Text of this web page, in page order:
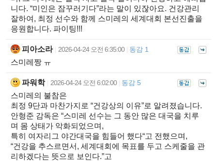
니다. “미인은 잠꾸러기다”라는 말이 있잖아요. 건강관리
잘하여, 최정 선수와 함께 스미레의 세계대회 본선진출을
응원합니다. 파이팅!!!
피아소라 2026-04-24 오전 6:35:00 동감 1
스미레짱 ㅠ
파워학 2026-04-24 오전 6:02:00 동감 5
스미레의 불참은
최정 9단과 마찬가지로 “건강상의 이유”로 알려졌습니다.
안형준 감독은 “스미레 선수는 그 동안 많은 대국을 치루
며 몸 상태가 악화되었으며,
특히 여자리그 야간대국을 힘들어 했다“고 전했으며,
“건강을 추스르면서, 세계대회에 목표를 두고 스케줄을 관
리하겠다는 뜻으로 보인다.”고